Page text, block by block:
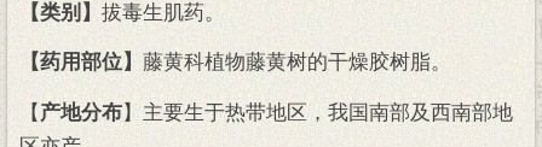
【类别】 拔毒生肌药。
【药用部位】 藤黄科植物藤黄树的干燥胶树脂。
【 产地分布】主要生于热带地区，我国南部及西南部地